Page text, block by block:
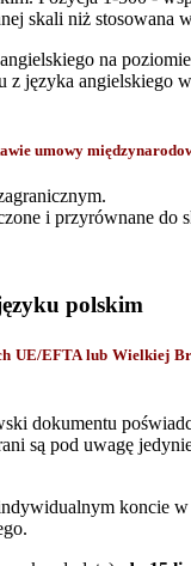
skali niż stosowana
na
języka
umowy
i przyrównane do
polskim
UE/EFTA lub Wielkiej
dokumentu
są pod uwagę
koncie